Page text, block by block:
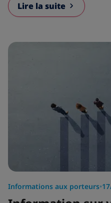
Lire la suite
Informations aux porteurs•